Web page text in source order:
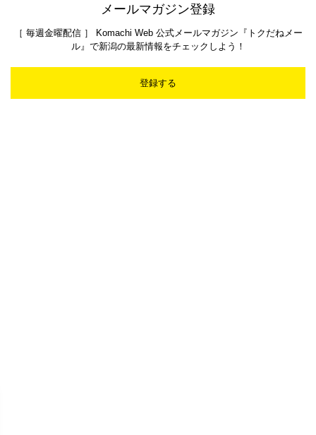
メールマガジン登録
［ 毎週金曜配信 ］ Komachi Web 公式メールマガジン『トクだねメー
ル』で新潟の最新情報をチェックしよう！
登録する